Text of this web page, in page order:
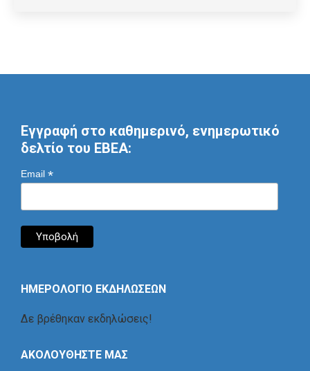
Εγγραφή στο καθημερινό, ενημερωτικό
δελτίο του ΕΒΕΑ:
Email *
ΗΜΕΡΟΛΟΓΙΟ ΕΚΔΗΛΩΣΕΩΝ
Δε βρέθηκαν εκδηλώσεις!
ΑΚΟΛΟΥΘΗΣΤΕ ΜΑΣ